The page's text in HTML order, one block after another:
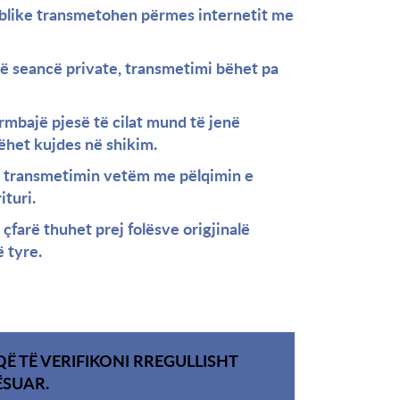
transmetohen përmes internetit me
seancë private, transmetimi bëhet pa
pjesë të cilat mund të jenë
kujdes në shikim.
vetëm me pëlqimin e
thuhet prej folësve origjinalë
tyre.
TË VERIFIKONI RREGULLISHT